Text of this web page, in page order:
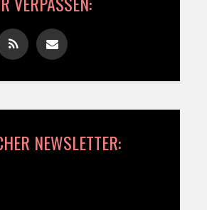
NEWSLETTER: